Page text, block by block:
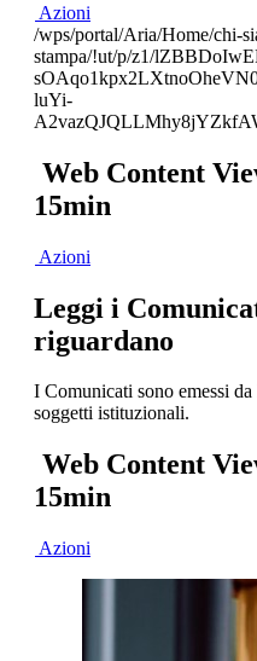
Azioni
/wps/portal/Aria/Home/chi-
stampa/!ut/p/z1/
luYi-
Web Content
15min
Azioni
Leggi i
riguardano
I Comunicati sono emessi
soggetti istituzionali.
Web Content
15min
Azioni